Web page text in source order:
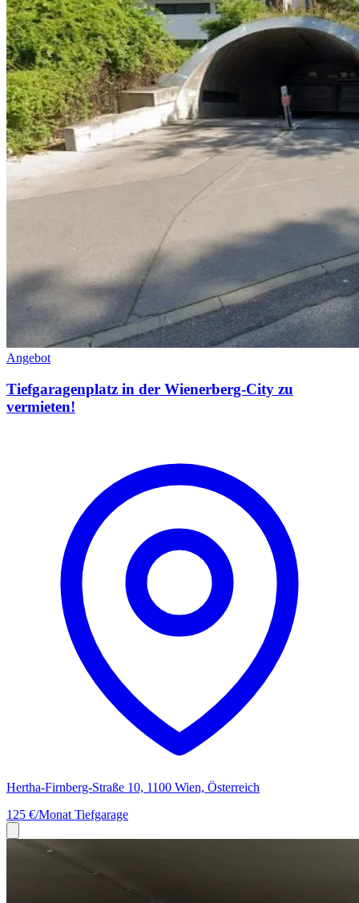
Angebot
Tiefgaragenplatz in der Wienerberg-City zu
vermieten!
Hertha-Firnberg-Straße 10, 1100 Wien, Österreich
125 €/Monat Tiefgarage